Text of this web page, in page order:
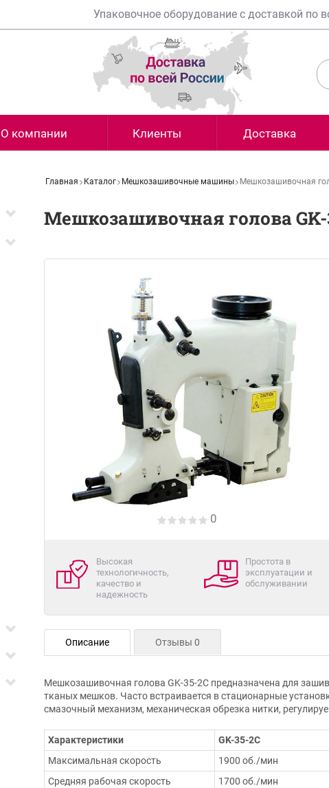
Упаковочное оборудование с доставкой по
О компании Клиенты Доставка
Главная Каталог Мешкозашивочные машины Мешкозашивочная
Мешкозашивочная голова GK-
0
Высокая
технологичность,
качество и
надежность
Простота в
эксплуатации и
обслуживании
Описание Отзывы 0
Мешкозашивочная голова GK-35-2C предназначена для
тканых мешков. Часто встраивается в стационарные
смазочный механизм, механическая обрезка нитки,
Характеристики
GK-35-2C
Максимальная скорость
1900 об./мин
Средняя рабочая скорость
1700 об./мин